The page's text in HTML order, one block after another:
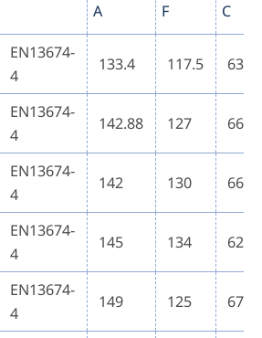
A F C
EN13674-
4
133.4 117.5 63.5
EN13674-
4
142.88 127
EN13674-
4
142 130 66
EN13674-
4
145 134 62
EN13674-
4
149 125 67